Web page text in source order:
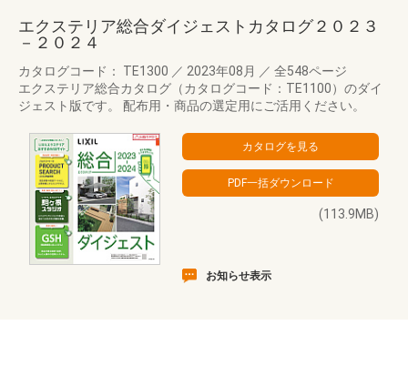
エクステリア総合ダイジェストカタログ２０２３
－２０２４
カタログコード： TE1300 ／ 2023年08月 ／ 全548ページ
エクステリア総合カタログ（カタログコード：TE1100）のダイ
ジェスト版です。 配布用・商品の選定用にご活用ください。
(113.9MB)
お知らせ表示